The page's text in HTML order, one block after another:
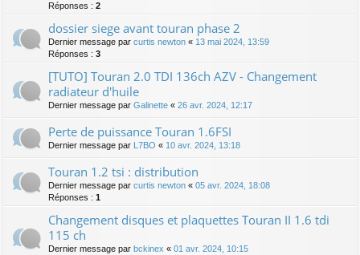
Réponses : 2
dossier siege avant touran phase 2
Dernier message par curtis newton « 13 mai 2024, 13:59
Réponses : 3
[TUTO] Touran 2.0 TDI 136ch AZV - Changement
radiateur d'huile
Dernier message par Galinette « 26 avr. 2024, 12:17
Perte de puissance Touran 1.6FSI
Dernier message par L7BO « 10 avr. 2024, 13:18
Touran 1.2 tsi : distribution
Dernier message par curtis newton « 05 avr. 2024, 18:08
Réponses : 1
Changement disques et plaquettes Touran II 1.6 tdi
115 ch
Dernier message par bckinex « 01 avr. 2024, 10:15